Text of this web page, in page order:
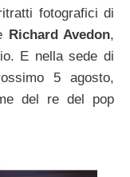
fotografici di
Richard Avedon,
E nella sede di
5 agosto,
del re del pop